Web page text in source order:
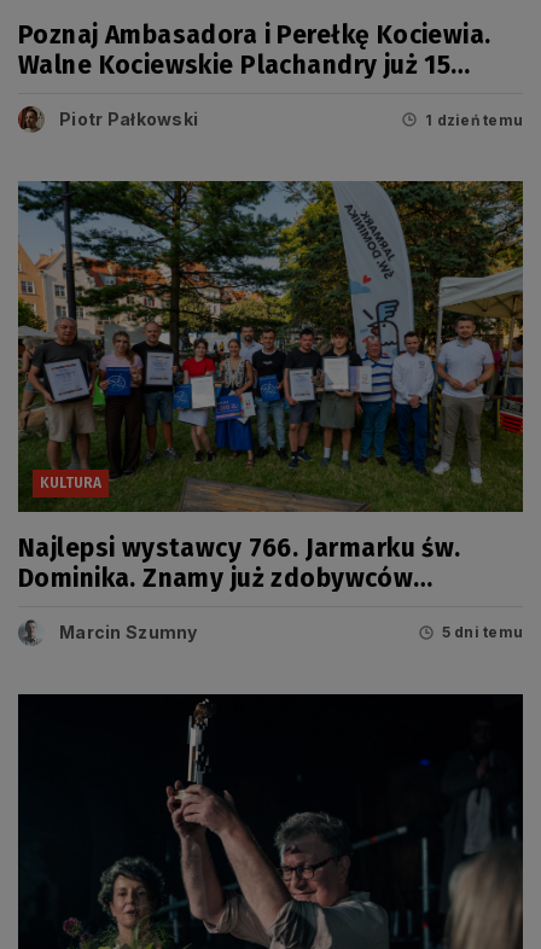
Poznaj Ambasadora i Perełkę Kociewia.
Walne Kociewskie Plachandry już 15
Piotr Pałkowski 1 dzień temu
KULTURA
Najlepsi wystawcy 766. Jarmarku św.
Dominika. Znamy już zdobywców
Marcin Szumny 5 dni temu